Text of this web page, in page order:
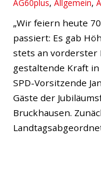
AG60plus,Allgemein,
„Wir feiern heute
passiert: Es gab
stets an vorderster
gestaltende Kraft
SPD-Vorsitzende
Gäste der
Bruckhausen.